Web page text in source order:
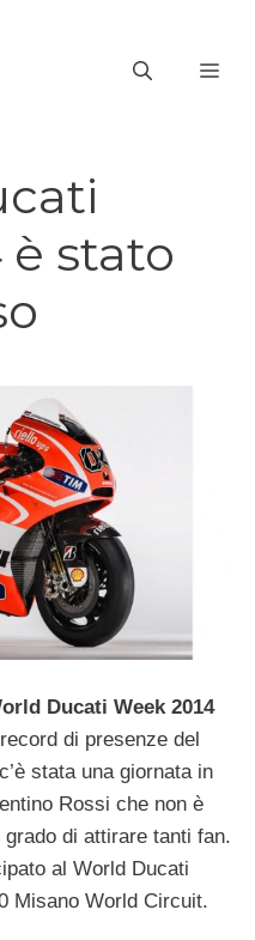
è stato
Ducati Week 2014
di presenze del
stata una giornata in
Rossi che non è
grado di attirare tanti fan.
al World Ducati
Misano World Circuit.